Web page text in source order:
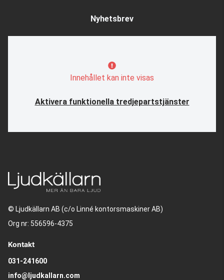
Nyhetsbrev
Innehållet kan inte visas
Aktivera funktionella tredjepartstjänster
© Ljudkällarn AB (c/o Linné kontorsmaskiner AB)
Org nr: 556596-4375
Kontakt
031-241600
info@ljudkallarn.com